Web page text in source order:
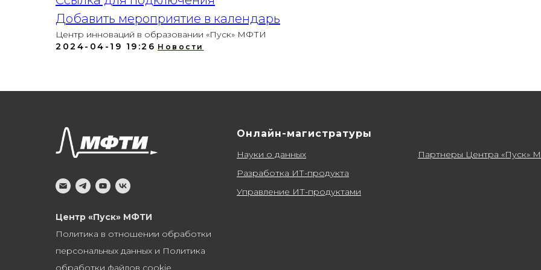
Добавить мероприятие в календарь
Центр инноваций в образовании «Пуск» МФТИ
2024-04-19 19:26 Новости
Центр «Пуск» МФТИ
Политика в отношении обработки
персональных данных и Политика
обработки файлов cookie
Онлайн-магистратуры
Науки о данных
Разработка ИТ-продукта
Управление ИТ-продуктами
Партнеры Центра «Пуск»